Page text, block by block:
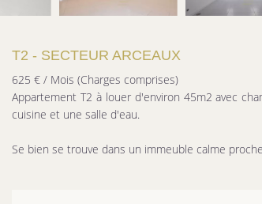
T2 - SECTEUR ARCEAUX
625 € / Mois (Charges comprises)
Appartement T2 à louer d'environ 45m2 avec
cuisine et une salle d'eau.
Se bien se trouve dans un immeuble calme